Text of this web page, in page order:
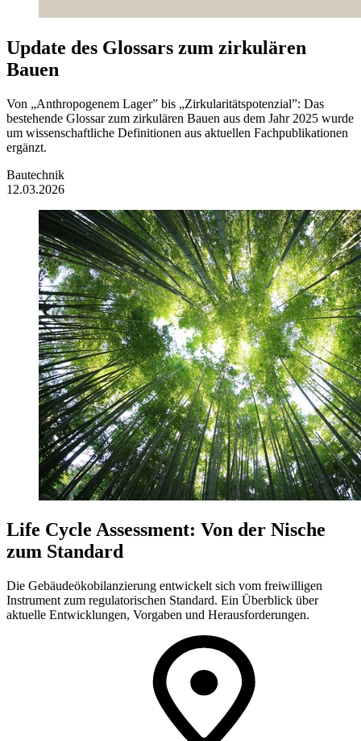
Update des Glossars zum zirkulären
Bauen
Von „Anthropogenem Lager” bis „Zirkularitätspotenzial”: Das
bestehende Glossar zum zirkulären Bauen aus dem Jahr 2025 wurde
um wissenschaftliche Definitionen aus aktuellen Fachpublikationen
ergänzt.
Bautechnik
12.03.2026
Life Cycle Assessment: Von der Nische
zum Standard
Die Gebäudeökobilanzierung entwickelt sich vom freiwilligen
Instrument zum regulatorischen Standard. Ein Überblick über
aktuelle Entwicklungen, Vorgaben und Herausforderungen.